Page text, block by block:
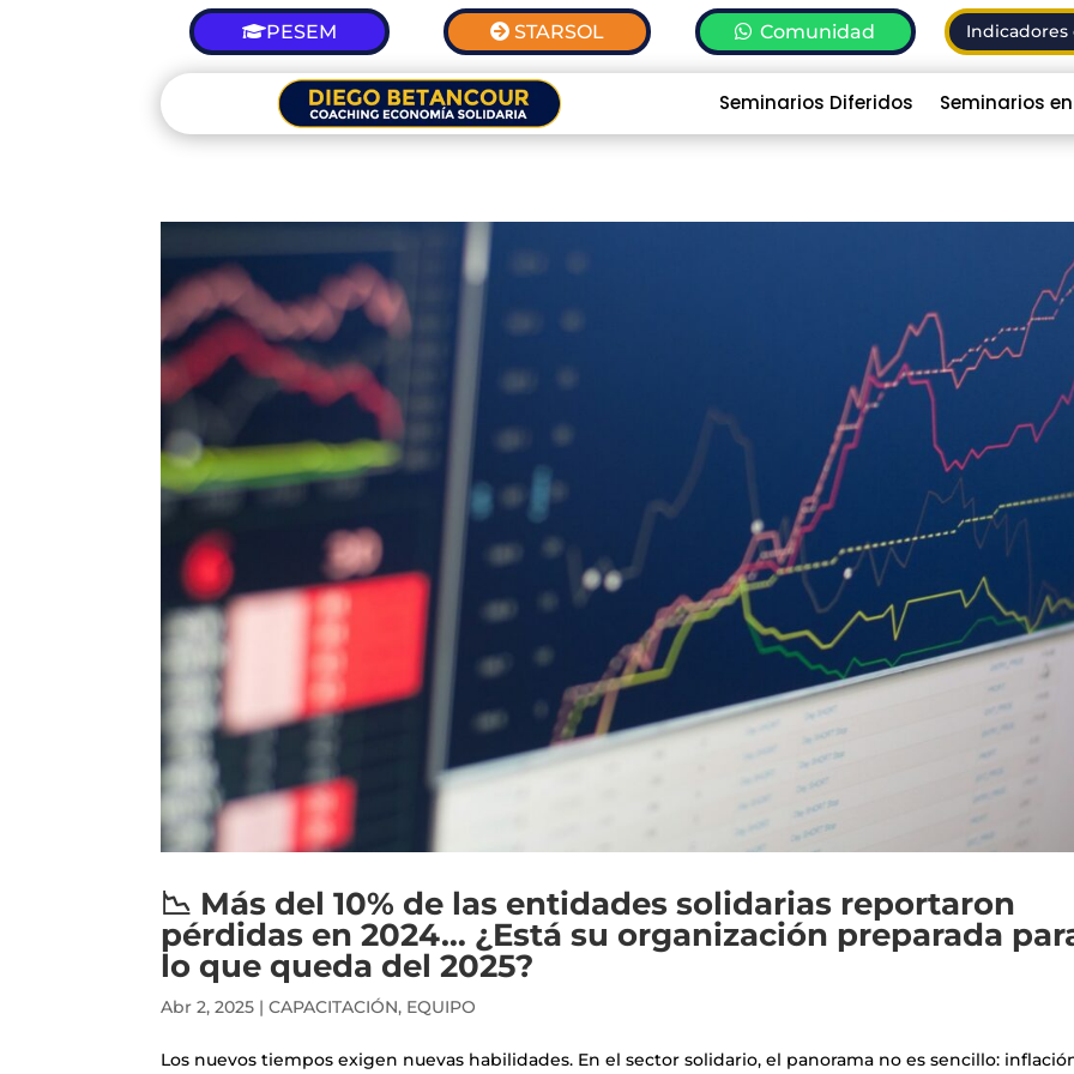
PESEM STARSOL Comunidad Indicadores
Seminarios Diferidos Seminarios
📉 Más del 10% de las entidades solidarias reportaron
pérdidas en 2024… ¿Está su organización preparada
lo que queda del 2025?
Abr 2, 2025 |CAPACITACIÓN, EQUIPO
Los nuevos tiempos exigen nuevas habilidades. En el sector solidario, el panorama no es sencillo: